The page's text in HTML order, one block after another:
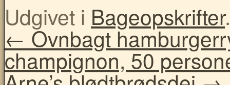
Udgivet i Bageopskrifter
← Ovnbagt
champignon, 50